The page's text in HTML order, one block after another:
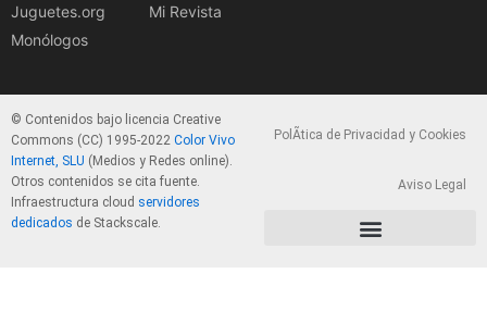
Juguetes.org
Monólogos
Mi Revista
© Contenidos bajo licencia Creative
Commons (CC) 1995-2022 Color Vivo
Internet, SLU (Medios y Redes online).
Otros contenidos se cita fuente.
Infraestructura cloud servidores
dedicados de Stackscale.
PolÃ­tica de Privacidad y Cookies
Aviso Legal